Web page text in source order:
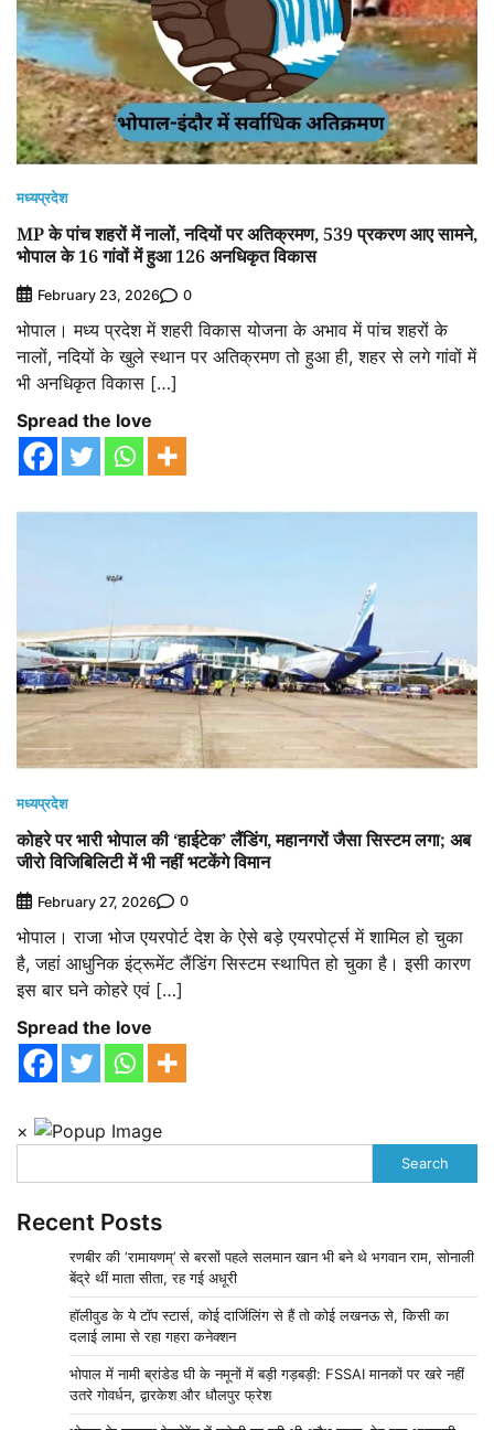
मध्यप्रदेश
MP के पांच शहरों में नालों, नदियों पर अतिक्रमण, 539 प्रकरण आए सामने,
भोपाल के 16 गांवों में हुआ 126 अनधिकृत विकास
February 23, 2026 0
भोपाल। मध्य प्रदेश में शहरी विकास योजना के अभाव में पांच शहरों के
नालों, नदियों के खुले स्थान पर अतिक्रमण तो हुआ ही, शहर से लगे गांवों में
भी अनधिकृत विकास […]
Spread the love
मध्यप्रदेश
कोहरे पर भारी भोपाल की ‘हाईटेक’ लैंडिंग, महानगरों जैसा सिस्टम लगा; अब
जीरो विजिबिलिटी में भी नहीं भटकेंगे विमान
February 27, 2026 0
भोपाल। राजा भोज एयरपोर्ट देश के ऐसे बड़े एयरपोर्ट्स में शामिल हो चुका
है, जहां आधुनिक इंट्रूमेंट लैंडिंग सिस्टम स्थापित हो चुका है। इसी कारण
इस बार घने कोहरे एवं […]
Spread the love
×
Search
Recent Posts
रणबीर की ‘रामायणम्’ से बरसों पहले सलमान खान भी बने थे भगवान राम, सोनाली
बेंद्रे थीं माता सीता, रह गई अधूरी
हॉलीवुड के ये टॉप स्टार्स, कोई दार्जिलिंग से हैं तो कोई लखनऊ से, किसी का
दलाई लामा से रहा गहरा कनेक्शन
भोपाल में नामी ब्रांडेड घी के नमूनों में बड़ी गड़बड़ी: FSSAI मानकों पर खरे नहीं
उतरे गोवर्धन, द्वारकेश और धौलपुर फ्रेश